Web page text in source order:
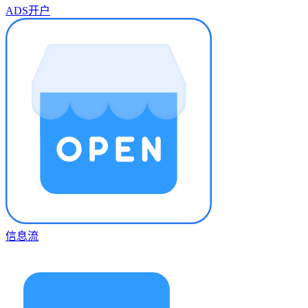
ADS开户
信息流